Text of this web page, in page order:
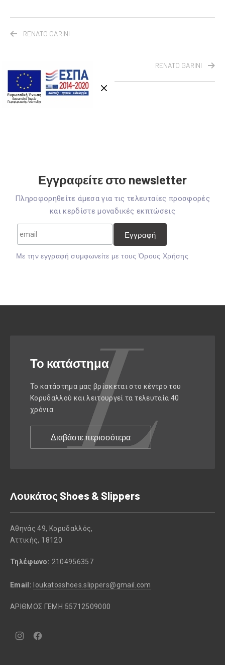
RENATO GARINI
RENATO GARINI
Εγγραφείτε στο newsletter
Πληροφορηθείτε άμεσα για τις τελευταίες προσφορές
και κερδίστε μοναδικές εκπτώσεις
Mε την εγγραφή συμφωνείτε με τουςΌρους Χρήσης
Το κατάστημα
Το κατάστημα μας βρίσκεται στο κέντρο του
Κορυδαλλού και λειτουργεί τα τελευταία 40
χρόνια.
Διαβάστε περισσότερα
Λουκάτος Shoes & Slippers
Αθηνάς 49, Κορυδαλλός,
Αττικής, 18120
Τηλέφωνο: 2104956357
Email: loukatosshoes.slippers@gmail.com
ΑΡΙΘΜΟΣ ΓΕΜΗ 55712509000
Νέο
Νέο